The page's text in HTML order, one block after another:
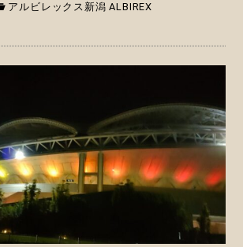
アルビレックス新潟 ALBIREX